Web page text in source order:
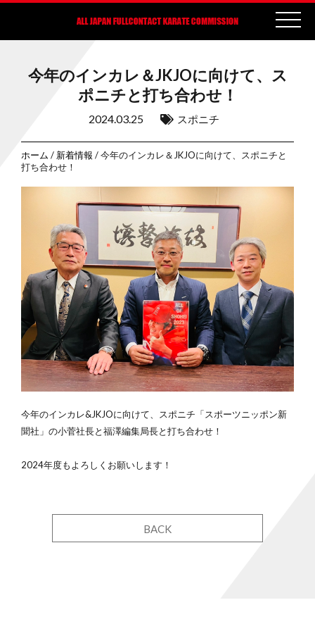
今年のインカレ＆JKJOに向けて、ス
ポニチと打ち合わせ！
2024.03.25 スポニチ
ホーム / 新着情報 / 今年のインカレ＆JKJOに向けて、スポニチと
打ち合わせ！
今年のインカレ&JKJOに向けて、スポニチ「スポーツニッポン新
聞社」の小菅社長と福澤編集局長と打ち合わせ！
2024年度もよろしくお願いします！
BACK